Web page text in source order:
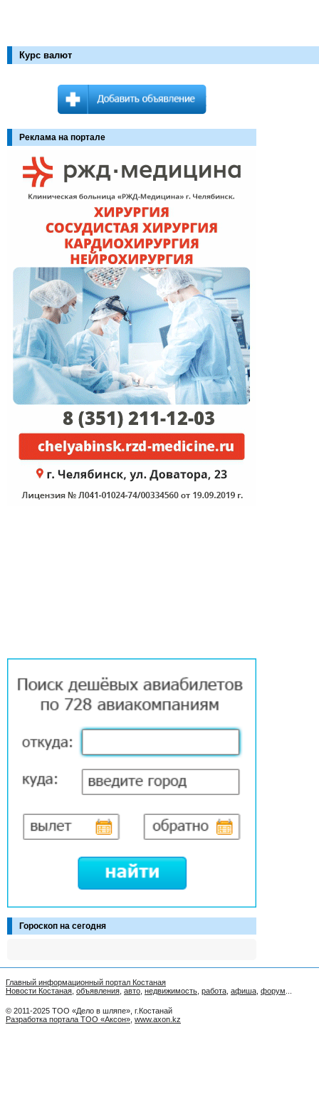
Курс валют
Реклама на портале
Гороскоп на сегодня
Главный информационный портал Костаная
Новости Костаная объявления авто недвижимость работа афиша форум
© 2011-2025 ТОО «Дело в шляпе», г.Костанай
Разработка портала ТОО «Аксон» www.axon.kz